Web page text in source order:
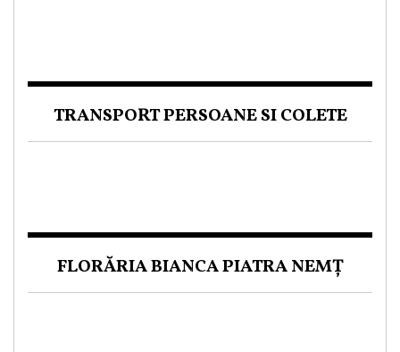
TRANSPORT PERSOANE SI COLETE
FLORĂRIA BIANCA PIATRA NEMȚ